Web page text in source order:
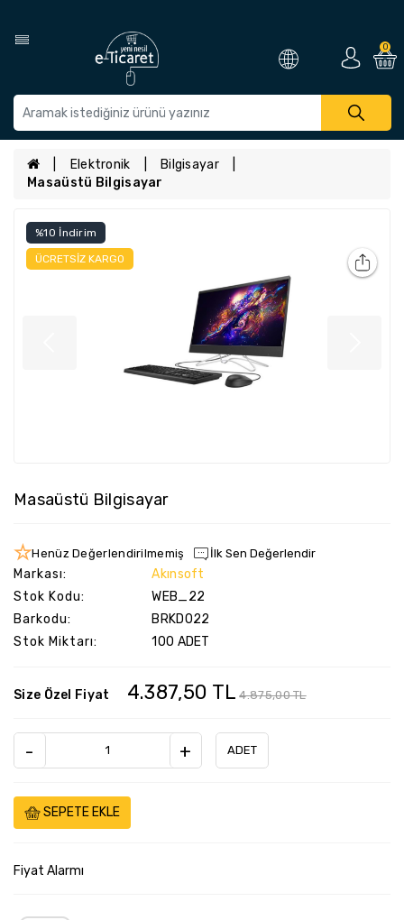
0
Elektronik
Bilgisayar
Masaüstü Bilgisayar
%10 İndirim
ÜCRETSIZ KARGO
Masaüstü Bilgisayar
Henüz Değerlendirilmemiş İlk Sen Değerlendir
Markası:
Akınsoft
Stok Kodu:
WEB_22
Barkodu:
BRKD022
Stok Miktarı:
100 ADET
Size Özel Fiyat 4.387,50 TL 4.875,00 TL
- + ADET
SEPETE EKLE
Fiyat Alarmı